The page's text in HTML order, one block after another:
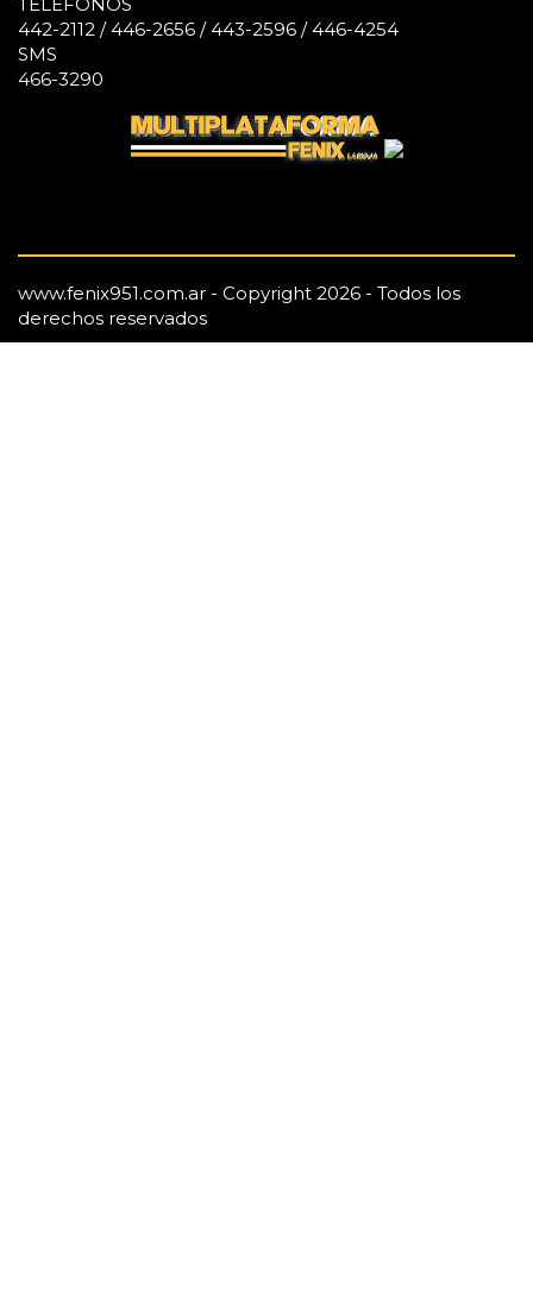
442-2112 / 446-2656 / 443-2596 / 446-4254
SMS
466-3290
www.fenix951.com.ar - Copyright 2026 - Todos los
derechos reservados